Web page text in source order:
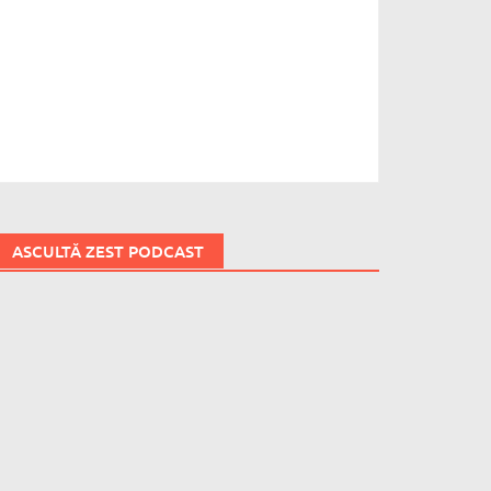
ASCULTĂ ZEST PODCAST